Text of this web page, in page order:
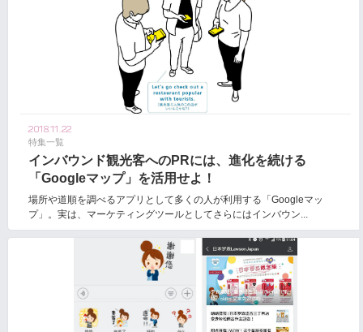
2018.11.22
特集一覧
インバウンド観光客へのPRには、進化を続ける
「Googleマップ」を活用せよ！
場所や道順を調べるアプリとして多くの人が利用する「Googleマッ
プ」。実は、マーケティングツールとしてさらにはインバウン...